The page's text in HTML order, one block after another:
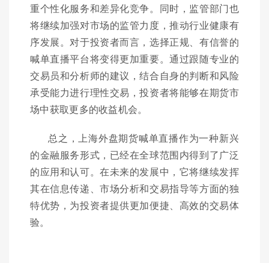
重个性化服务和差异化竞争。同时，监管部门也
将继续加强对市场的监管力度，推动行业健康有
序发展。对于投资者而言，选择正规、有信誉的
喊单直播平台将变得更加重要。通过跟随专业的
交易员和分析师的建议，结合自身的判断和风险
承受能力进行理性交易，投资者将能够在期货市
场中获取更多的收益机会。
总之，上海外盘期货喊单直播作为一种新兴
的金融服务形式，已经在全球范围内得到了广泛
的应用和认可。在未来的发展中，它将继续发挥
其在信息传递、市场分析和交易指导等方面的独
特优势，为投资者提供更加便捷、高效的交易体
验。